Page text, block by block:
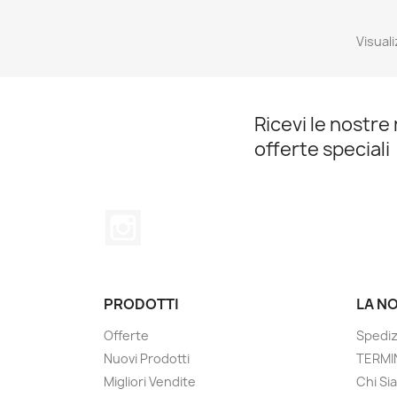
Ricevi le nostre
offerte speciali
PRODOTTI
Offerte
Nuovi Prodotti
Migliori Vendite
LA
Chi